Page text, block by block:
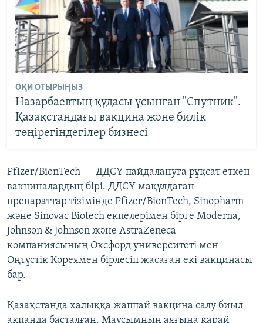
ОҚИ ОТЫРЫҢЫЗ
Назарбаевтың құдасы ұсынған "Спутник".
Қазақстандағы вакцина және билік
төңірегіндегілер бизнесі
Pfizer/BionTech — ДДСҰ пайдалануға рұқсат еткен
вакциналардың бірі. ДДСҰ мақұлдаған
препараттар тізімінде Pfizer/BionTech, Sinopharm
және Sinovac Biotech екпелерімен бірге Moderna,
Johnson & Johnson және AstraZeneca
компаниясының Оксфорд университеті мен
Оңтүстік Кореямен бірлесіп жасаған екі вакцинасы
бар.
Қазақстанда халыққа жаппай вакцина салу биыл
ақпанда басталған. Маусымның аяғына қарай